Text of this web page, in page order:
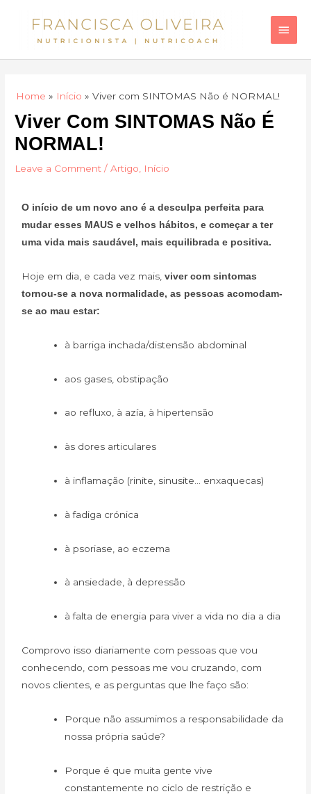
Home Início Viver com SINTOMAS Não é NORMAL!
Viver Com SINTOMAS Não É
NORMAL!
Leave a Comment /Artigo, Início
O início de um novo ano é a desculpa perfeita para
mudar esses MAUS e velhos hábitos, e começar a ter
uma vida mais saudável, mais equilibrada e positiva.
Hoje em dia, e cada vez mais,viver com sintomas
tornou-se a nova normalidade, as pessoas acomodam-
se ao mau estar:
à barriga inchada/distensão abdominal
aos gases, obstipação
ao refluxo, à azía, à hipertensão
às dores articulares
à inflamação (rinite, sinusite… enxaquecas)
à fadiga crónica
à psoriase, ao eczema
à ansiedade, à depressão
à falta de energia para viver a vida no dia a dia
Comprovo isso diariamente com pessoas que vou
conhecendo, com pessoas me vou cruzando, com
novos clientes, e as perguntas que lhe faço são:
Porque não assumimos a responsabilidade da
nossa própria saúde?
Porque é que muita gente vive
constantemente no ciclo de restrição e